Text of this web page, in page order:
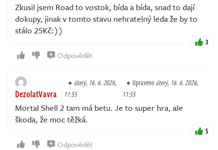
Zkusil jsem Road to vostok, bída a bída, snad to dají
dokupy, jinak v tomto stavu nehratelný leda že by to
stálo 25Kč:))
3
Odpovědět
DezolatVavra
úterý, 16. 6. 2026,
11:55
Upravenoúterý, 16. 6. 2026,
11:55
Mortal Shell 2 tam má betu. Je to super hra, ale
škoda, že moc těžká.
5
Odpovědět